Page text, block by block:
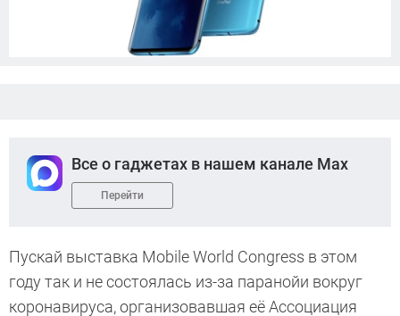
Все о гаджетах в нашем канале Max
Перейти
Пускай выставка Mobile World Congress в этом
году так и не состоялась из-за паранойи вокруг
коронавируса, организовавшая её Ассоциация